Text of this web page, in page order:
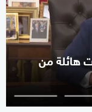
هائلة من